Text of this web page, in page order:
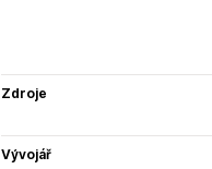
Zdroje
Vývojář